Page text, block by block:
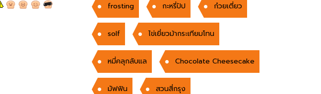
frosting กะหรี่ปัป ก๋วยเตี่ยว
solf ไข่เยี่ยวม้ากระเทียมโทน
หมี่คลุกลับแล Chocolate Cheesecake
มัฟฟิน สวนสี่กรุง